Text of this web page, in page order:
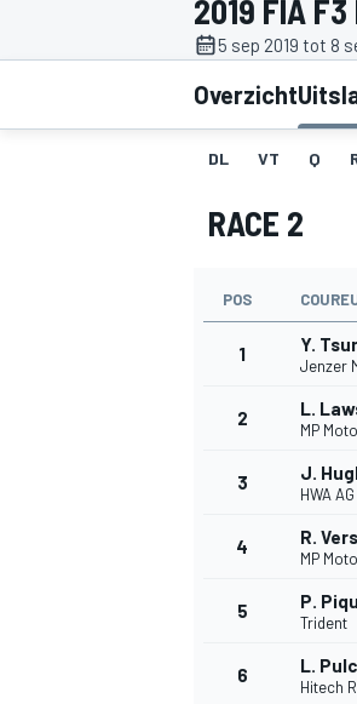
2019 FIA
5 sep 2019 tot 8
Overzicht
DL VT Q
RACE 2
POS
1 Y.
Jenzer
2 L.
MP
3 J.
HWA AG
4 R.
MP
5 P.
Trident
6 L.
Hitech